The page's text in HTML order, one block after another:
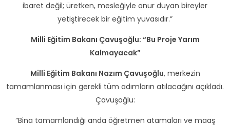
ibaret değil; üretken, mesleğiyle onur duyan bireyler
yetiştirecek bir eğitim yuvasıdır.”
Milli Eğitim Bakanı Çavuşoğlu: “Bu Proje Yarım
Kalmayacak”
Milli Eğitim Bakanı Nazım Çavuşoğlu, merkezin
tamamlanması için gerekli tüm adımların atılacağını açıkladı.
Çavuşoğlu:
“Bina tamamlandığı anda öğretmen atamaları ve maaş